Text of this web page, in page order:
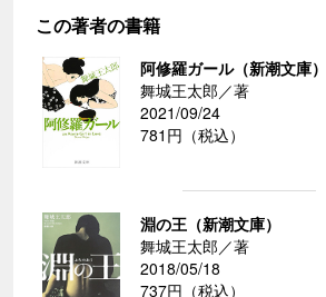
この著者の書籍
阿修羅ガール（新潮文庫）
舞城王太郎／著
2021/09/24
781円（税込）
淵の王（新潮文庫）
舞城王太郎／著
2018/05/18
737円（税込）